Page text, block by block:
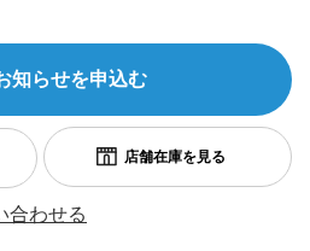
知らせを申込む
合わせる